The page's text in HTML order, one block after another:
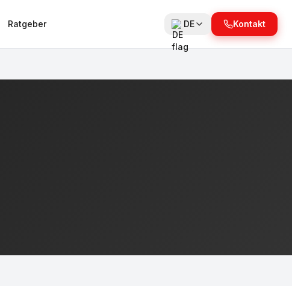
Ratgeber DE Kontakt